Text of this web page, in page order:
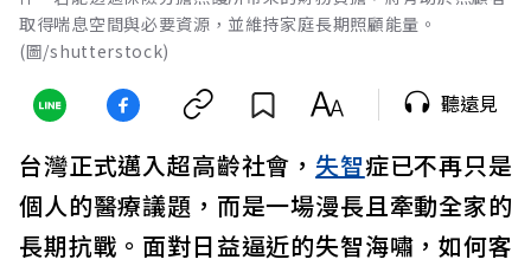
取得喘息空間與必要資源，並維持家庭長期照顧能量。
(圖/shutterstock)
聽遠見
台灣正式邁入超高齡社會， 失智症已不再只是
個人的醫療議題，而是一場漫長且牽動全家的
長期抗戰。面對日益逼近的失智海嘯，如何客